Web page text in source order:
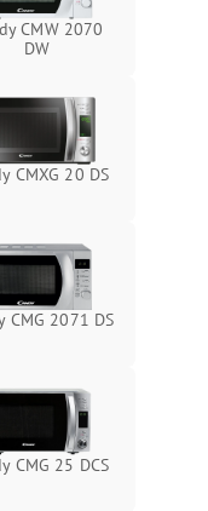
CMW 2070
DW
CMXG 20 DS
CMG 2071 DS
CMG 25 DCS